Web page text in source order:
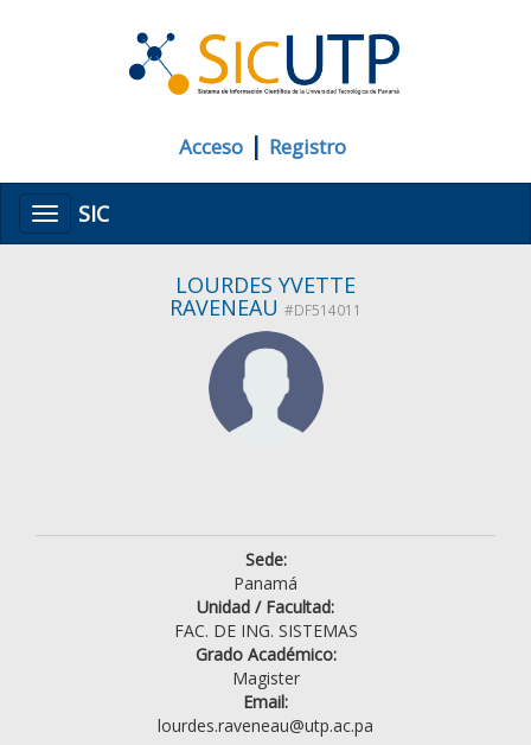
Acceso | Registro
MenúSIC
LOURDES YVETTE
RAVENEAU #DF514011
Sede:
Panamá
Unidad / Facultad:
FAC. DE ING. SISTEMAS
Grado Académico:
Magister
Email:
lourdes.raveneau@utp.ac.pa